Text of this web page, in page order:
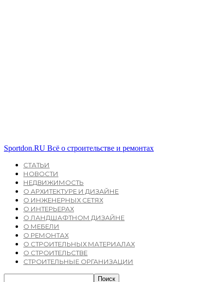
Sportdon.RU Всё о строительстве и ремонтах
СТАТЬИ
НОВОСТИ
НЕДВИЖИМОСТЬ
О АРХИТЕКТУРЕ И ДИЗАЙНЕ
О ИНЖЕНЕРНЫХ СЕТЯХ
О ИНТЕРЬЕРАХ
О ЛАНДШАФТНОМ ДИЗАЙНЕ
О МЕБЕЛИ
О РЕМОНТАХ
О СТРОИТЕЛЬНЫХ МАТЕРИАЛАХ
О СТРОИТЕЛЬСТВЕ
СТРОИТЕЛЬНЫЕ ОРГАНИЗАЦИИ